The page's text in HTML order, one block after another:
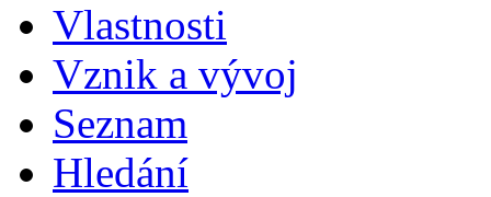
Vlastnosti
Vznik a vývoj
Seznam
Hledání